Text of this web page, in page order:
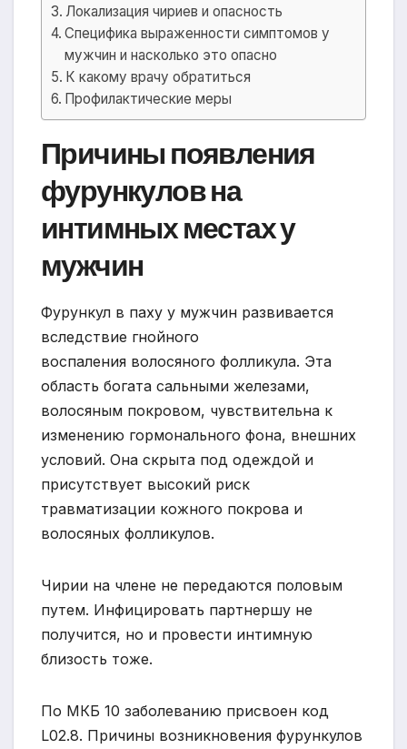
Локализация чириев и опасность
Специфика выраженности симптомов у
мужчин и насколько это опасно
К какому врачу обратиться
Профилактические меры
Причины появления
фурункулов на
интимных местах у
мужчин
Фурункул в паху у мужчин развивается
вследствие гнойного
воспаления волосяного фолликула. Эта
область богата сальными железами,
волосяным покровом, чувствительна к
изменению гормонального фона, внешних
условий. Она скрыта под одеждой и
присутствует высокий риск
травматизации кожного покрова и
волосяных фолликулов.
Чирии на члене не передаются половым
путем. Инфицировать партнершу не
получится, но и провести интимную
близость тоже.
По МКБ 10 заболеванию присвоен код
L02.8. Причины возникновения фурункулов